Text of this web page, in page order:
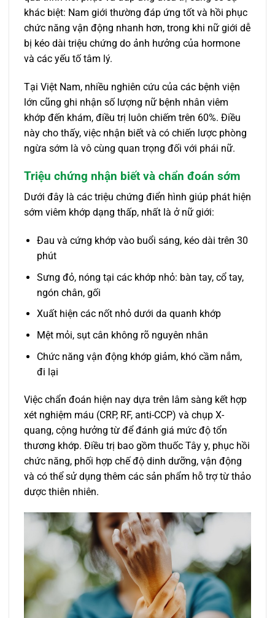
khác biệt: Nam giới thường đáp ứng tốt và hồi phục
chức năng vận động nhanh hơn, trong khi nữ giới dễ
bị kéo dài triệu chứng do ảnh hưởng của hormone
và các yếu tố tâm lý.
Tại Việt Nam, nhiều nghiên cứu của các bệnh viện
lớn cũng ghi nhận số lượng nữ bệnh nhân viêm
khớp đến khám, điều trị luôn chiếm trên 60%. Điều
này cho thấy, việc nhận biết và có chiến lược phòng
ngừa sớm là vô cùng quan trọng đối với phái nữ.
Triệu chứng nhận biết và chẩn đoán sớm
Dưới đây là các triệu chứng điển hình giúp phát hiện
sớm viêm khớp dạng thấp, nhất là ở nữ giới:
Đau và cứng khớp vào buổi sáng, kéo dài trên 30
phút
Sưng đỏ, nóng tại các khớp nhỏ: bàn tay, cổ tay,
ngón chân, gối
Xuất hiện các nốt nhỏ dưới da quanh khớp
Mệt mỏi, sụt cân không rõ nguyên nhân
Chức năng vận động khớp giảm, khó cầm nắm,
đi lại
Việc chẩn đoán hiện nay dựa trên lâm sàng kết hợp
xét nghiệm máu (CRP, RF, anti-CCP) và chụp X-
quang, cộng hưởng từ để đánh giá mức độ tổn
thương khớp. Điều trị bao gồm thuốc Tây y, phục hồi
chức năng, phối hợp chế độ dinh dưỡng, vận động
và có thể sử dụng thêm các sản phẩm hỗ trợ từ thảo
dược thiên nhiên.